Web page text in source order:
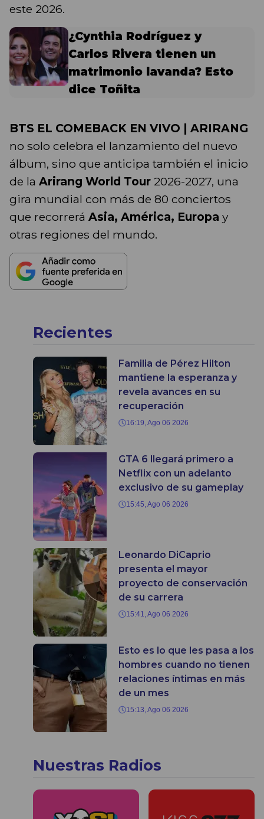
este 2026.
¿Cynthia Rodríguez y
Carlos Rivera tienen un
matrimonio lavanda? Esto
dice Toñita
BTS EL COMEBACK EN VIVO | ARIRANG
no solo celebra el lanzamiento del nuevo
álbum, sino que anticipa también el inicio
de la Arirang World Tour 2026-2027, una
gira mundial con más de 80 conciertos
que recorrerá Asia, América, Europa y
otras regiones del mundo.
Recientes
Familia de Pérez Hilton
mantiene la esperanza y
revela avances en su
recuperación
16:19, Ago 06 2026
GTA 6 llegará primero a
Netflix con un adelanto
exclusivo de su gameplay
15:45, Ago 06 2026
Leonardo DiCaprio
presenta el mayor
proyecto de conservación
de su carrera
15:41, Ago 06 2026
Esto es lo que les pasa a los
hombres cuando no tienen
relaciones íntimas en más
de un mes
15:13, Ago 06 2026
Nuestras Radios